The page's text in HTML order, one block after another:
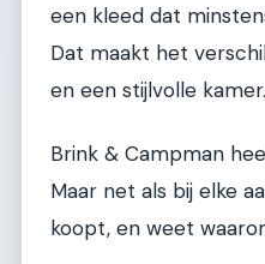
een kleed dat
Dat maakt het
en een stijlvolle kamer.
Brink & Campman
Maar net als bij elke
koopt, en weet